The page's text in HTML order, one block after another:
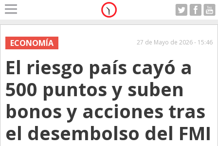
Home
A Motor
Alerta
Anticipo
Campo
Carrera & Emprendedores
Club House
Domingo 09.08.2026
ECONOMÍA 27 de Mayo de 2026 - 15:46
El riesgo país cayó a
500 puntos y suben
bonos y acciones tras
el desembolso del FMI